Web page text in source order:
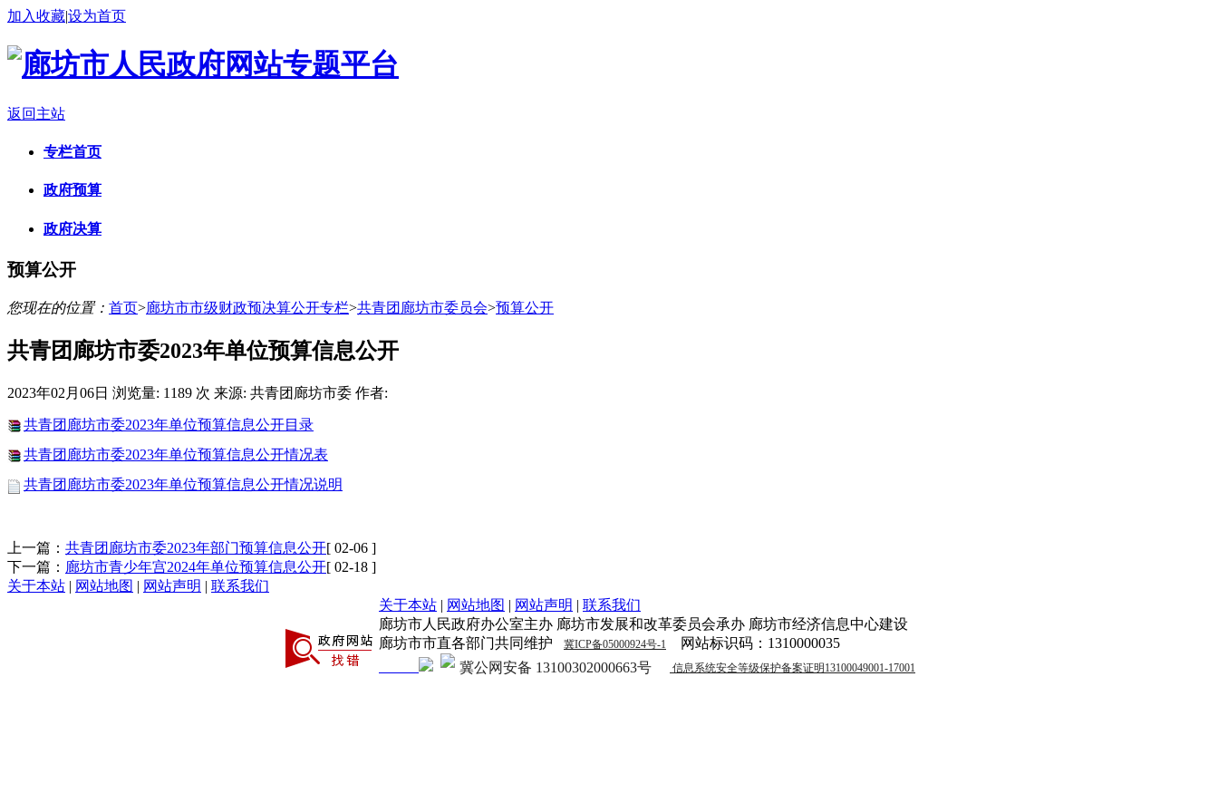
加入收藏|设为首页
返回主站
专栏首页
政府预算
政府决算
预算公开
您现在的位置： 首页>廊坊市市级财政预决算公开专栏>共青团廊坊市委员会>预算公开
共青团廊坊市委2023年单位预算信息公开
2023年02月06日 浏览量: 1189 次 来源: 共青团廊坊市委 作者:
共青团廊坊市委2023年单位预算信息公开目录
共青团廊坊市委2023年单位预算信息公开情况表
共青团廊坊市委2023年单位预算信息公开情况说明
上一篇： 共青团廊坊市委2023年部门预算信息公开[ 02-06 ]
下一篇： 廊坊市青少年宫2024年单位预算信息公开[ 02-18 ]
关于本站 | 网站地图 | 网站声明 | 联系我们
关于本站 | 网站地图 | 网站声明 | 联系我们
廊坊市人民政府办公室主办 廊坊市发展和改革委员会承办 廊坊市经济信息中心建设
廊坊市市直各部门共同维护
冀ICP备05000924号-1
网站标识码：1310000035
冀公网安备 13100302000663号
信息系统安全等级保护备案证明13100049001-17001